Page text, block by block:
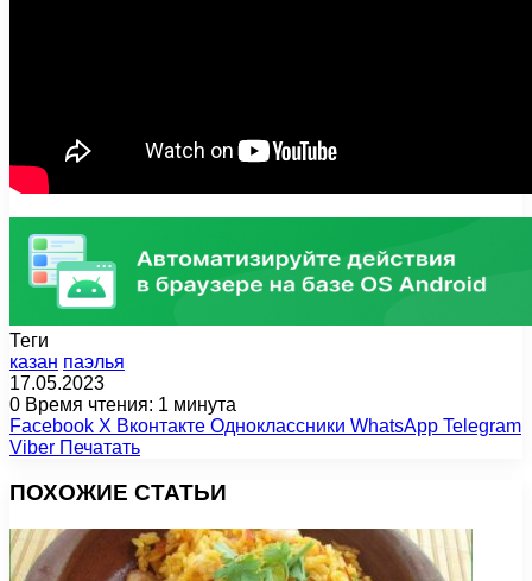
Теги
казан паэлья
17.05.2023
0 Время чтения: 1 минута
Facebook X Вконтакте Одноклассники WhatsApp Telegram
Viber Печатать
ПОХОЖИЕ СТАТЬИ